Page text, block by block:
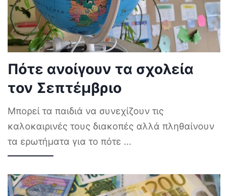
Πότε ανοίγουν τα σχολεία
τον Σεπτέμβριο
Μπορεί τα παιδιά να συνεχίζουν τις
καλοκαιρινές τους διακοπές αλλά πληθαίνουν
τα ερωτήματα για το πότε ...